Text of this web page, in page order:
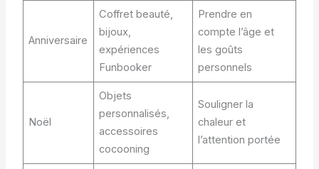
Anniversaire
Coffret beauté,
bijoux,
expériences
Funbooker
Prendre en
compte l’âge et
les goûts
personnels
Noël
Objets
personnalisés,
accessoires
cocooning
Souligner la
chaleur et
l’attention portée